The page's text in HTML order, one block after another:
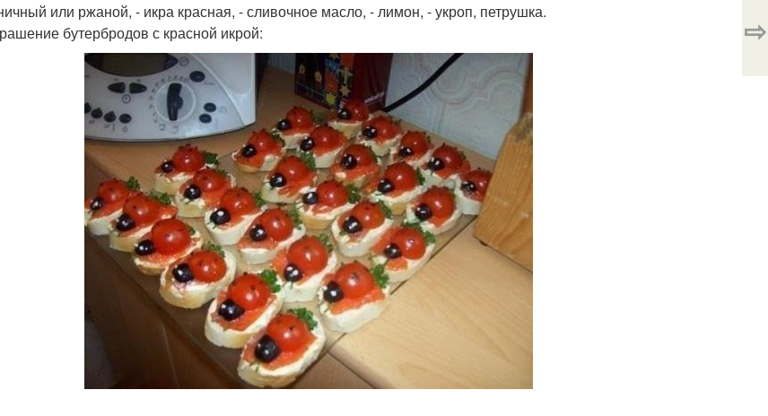
или ржаной, - икра красная, - сливочное масло, - лимон, - укроп, петрушка.
бутербродов с красной икрой:
⇨